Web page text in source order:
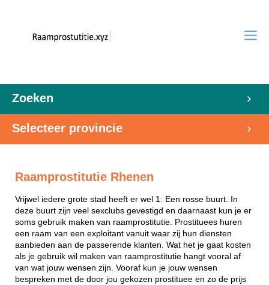
Zoeken
Selecteer provincie
Raamprostitutie Rhenen
Vrijwel iedere grote stad heeft er wel 1: Een rosse buurt. In
deze buurt zijn veel sexclubs gevestigd en daarnaast kun je er
soms gebruik maken van raamprostitutie. Prostituees huren
een raam van een exploitant vanuit waar zij hun diensten
aanbieden aan de passerende klanten. Wat het je gaat kosten
als je gebruik wil maken van raamprostitutie hangt vooral af
van wat jouw wensen zijn. Vooraf kun je jouw wensen
bespreken met de door jou gekozen prostituee en zo de prijs